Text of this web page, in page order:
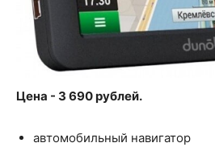
Цена - 3 690 рублей.
автомобильный навигатор